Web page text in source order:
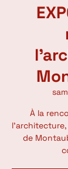
À la
de